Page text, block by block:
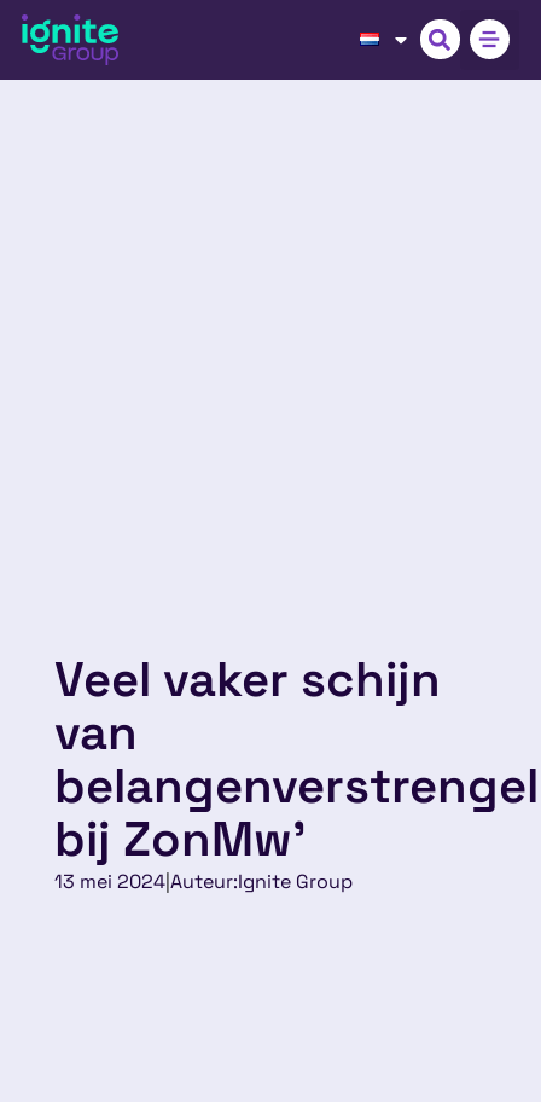
Veel vaker schijn
van
bij ZonMw’
13 mei 2024|Auteur:Ignite Group